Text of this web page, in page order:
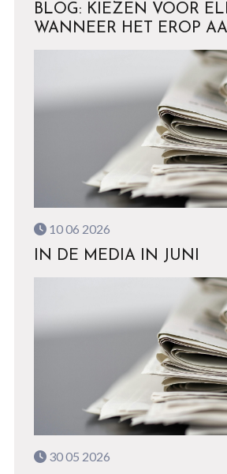
BLOG: KIEZEN VOOR
WANNEER HET EROP
10 06 2026
IN DE MEDIA IN JUNI
30 05 2026